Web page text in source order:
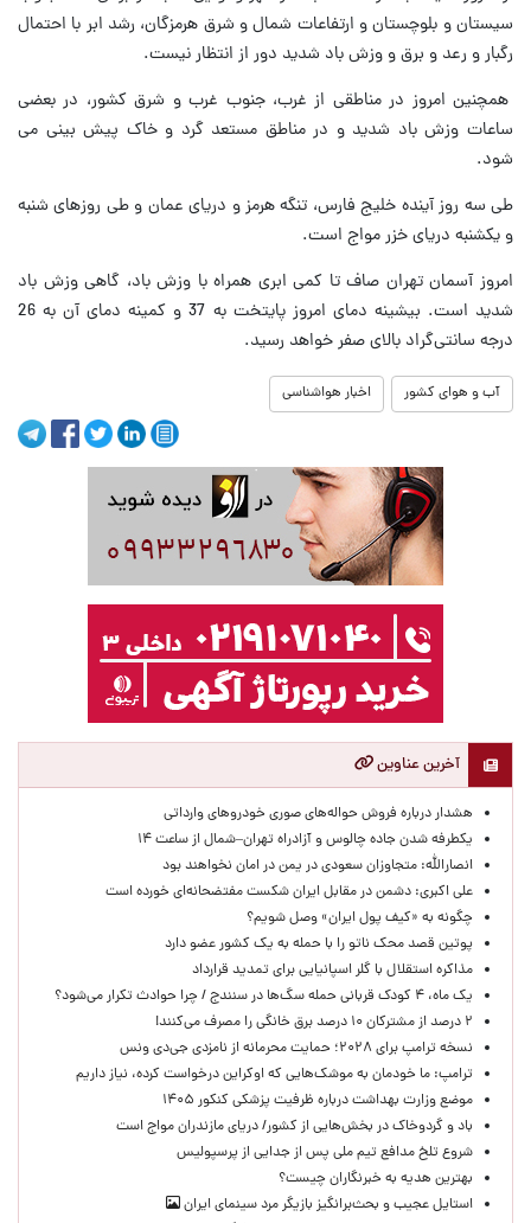
سیستان و بلوچستان و ارتفاعات شمال و شرق هرمزگان، رشد ابر با احتمال
رگبار و رعد و برق و وزش باد شدید دور از انتظار نیست.
همچنین امروز در مناطقی از غرب، جنوب غرب و شرق کشور، در بعضی
ساعات وزش باد شدید و در مناطق مستعد گرد و خاک پیش بینی می
شود.
طی سه روز آینده خلیج فارس، تنگه هرمز و دریای عمان و طی روزهای شنبه
و یکشنبه دریای خزر مواج است.
امروز آسمان تهران صاف تا کمی ابری همراه با وزش باد، گاهی وزش باد
شدید است. بیشینه دمای امروز پایتخت به 37 و کمینه دمای آن به 26
درجه سانتی‌گراد بالای صفر خواهد رسید.
آب و هوای کشور اخبار هواشناسی
آخرین عناوین
هشدار درباره فروش حواله‌های صوری خودروهای وارداتی
یکطرفه شدن جاده چالوس و آزادراه تهران–شمال از ساعت ۱۴
انصارالله: متجاوزان سعودی در یمن در امان نخواهند بود
علی اکبری: دشمن در مقابل ایران شکست مفتضحانه‌ای خورده است
چگونه به «کیف پول ایران» وصل شویم؟
پوتین قصد محک ناتو را با حمله به یک کشور عضو دارد
مذاکره استقلال با گلر اسپانیایی برای تمدید قرارداد
یک ماه، ۴ کودک قربانی حمله سگ‌ها در سنندج / چرا حوادث تکرار می‌شود؟
۲ درصد از مشترکان ۱۰ درصد برق خانگی را مصرف می‌کنند!
نسخه ترامپ برای ۲۰۲۸؛ حمایت محرمانه از نامزدی جی‌دی ونس
ترامپ: ما خودمان به موشک‌هایی که اوکراین درخواست کرده، نیاز داریم
موضع وزارت بهداشت درباره ظرفیت پزشکی کنکور ۱۴۰۵
باد و گردوخاک در بخش‌هایی از کشور/ دریای مازندران مواج است
شروع تلخ مدافع تیم ملی پس از جدایی از پرسپولیس
بهترین هدیه به خبرنگاران چیست؟
استایل عجیب و بحث‌برانگیز بازیگر مرد سینمای ایران